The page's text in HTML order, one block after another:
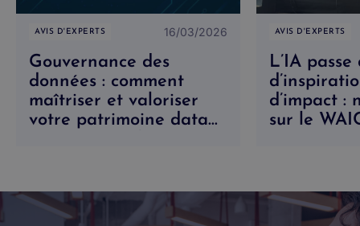
AVIS D'EXPERTS 16/03/2026
Gouvernance des
données : comment
maîtriser et valoriser
votre patrimoine data
AVIS D'EXPERTS
L’IA passe
d’impact :
sur le